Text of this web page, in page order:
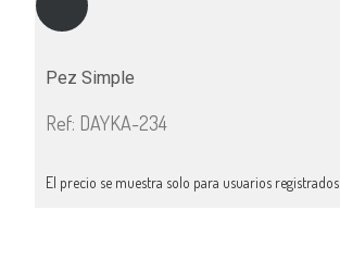
Pez Simple
Ref: DAYKA-234
El precio se muestra solo para usuarios registrados